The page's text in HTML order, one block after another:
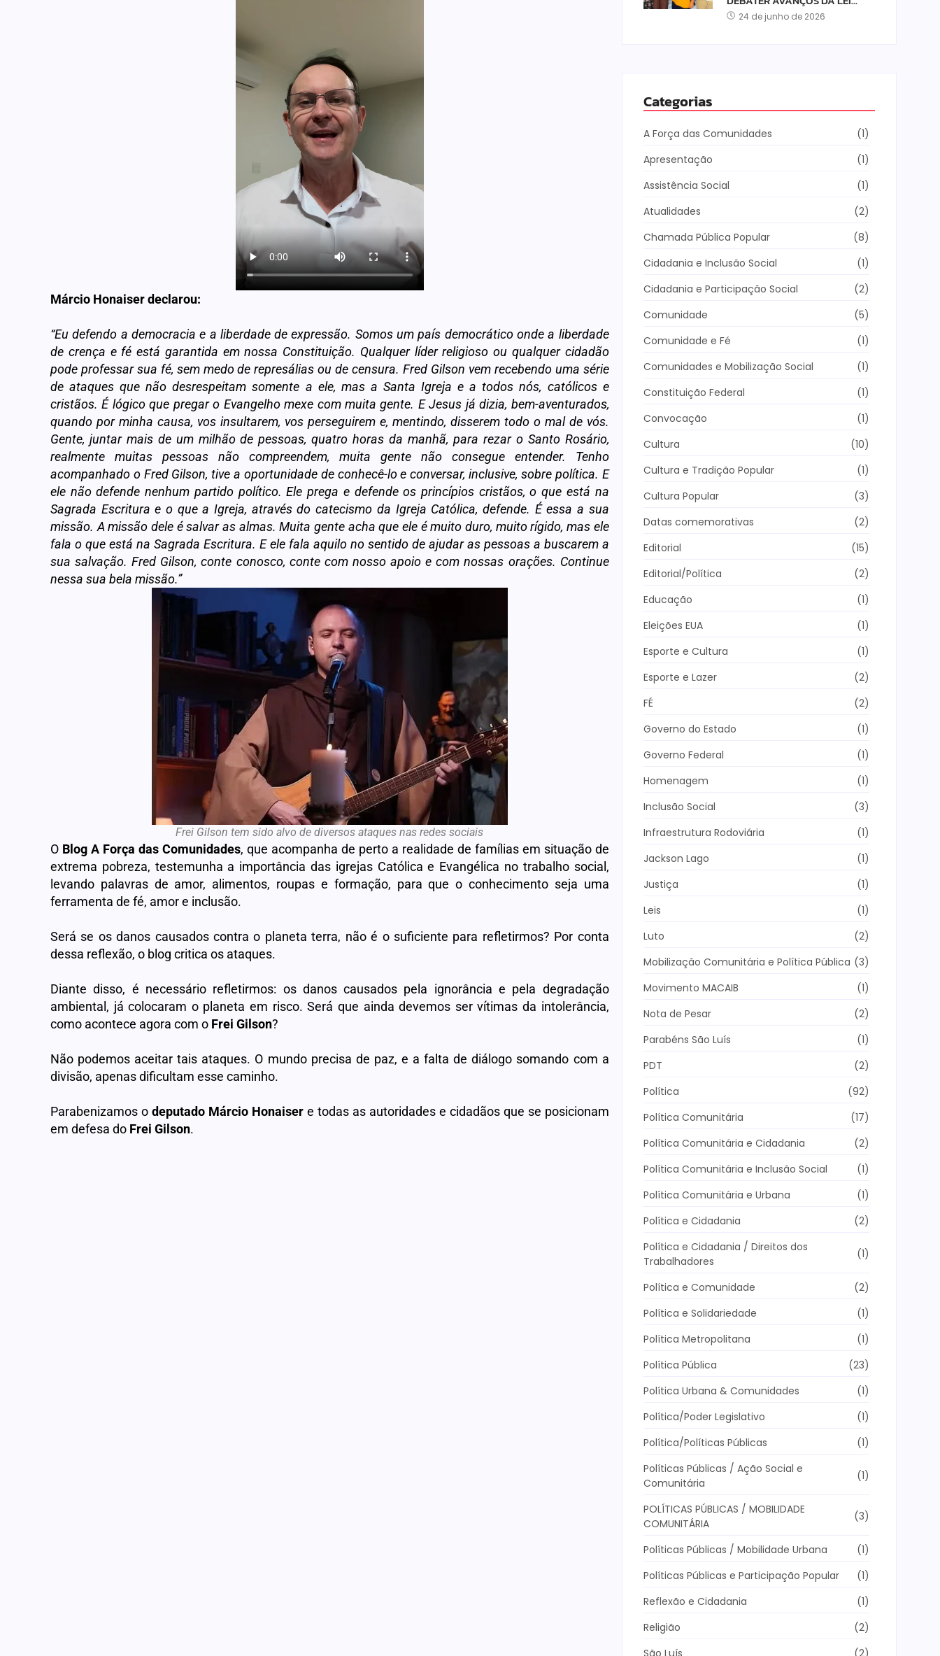
Márcio Honaiser declarou:
“Eu defendo a democracia e a liberdade de expressão. Somos um país democrático onde a liberdade
de crença e fé está garantida em nossa Constituição. Qualquer líder religioso ou qualquer cidadão
pode professar sua fé, sem medo de represálias ou de censura. Fred Gilson vem recebendo uma série
de ataques que não desrespeitam somente a ele, mas a Santa Igreja e a todos nós, católicos e
cristãos. É lógico que pregar o Evangelho mexe com muita gente. E Jesus já dizia, bem-aventurados,
quando por minha causa, vos insultarem, vos perseguirem e, mentindo, disserem todo o mal de vós.
Gente, juntar mais de um milhão de pessoas, quatro horas da manhã, para rezar o Santo Rosário,
realmente muitas pessoas não compreendem, muita gente não consegue entender. Tenho
acompanhado o Fred Gilson, tive a oportunidade de conhecê-lo e conversar, inclusive, sobre política. E
ele não defende nenhum partido político. Ele prega e defende os princípios cristãos, o que está na
Sagrada Escritura e o que a Igreja, através do catecismo da Igreja Católica, defende. É essa a sua
missão. A missão dele é salvar as almas. Muita gente acha que ele é muito duro, muito rígido, mas ele
fala o que está na Sagrada Escritura. E ele fala aquilo no sentido de ajudar as pessoas a buscarem a
sua salvação. Fred Gilson, conte conosco, conte com nosso apoio e com nossas orações. Continue
nessa sua bela missão.”
Frei Gilson tem sido alvo de diversos ataques nas redes sociais
O Blog A Força das Comunidades, que acompanha de perto a realidade de famílias em situação de
extrema pobreza, testemunha a importância das igrejas Católica e Evangélica no trabalho social,
levando palavras de amor, alimentos, roupas e formação, para que o conhecimento seja uma
ferramenta de fé, amor e inclusão.
Será se os danos causados contra o planeta terra, não é o suficiente para refletirmos? Por conta
dessa reflexão, o blog critica os ataques.
Diante disso, é necessário refletirmos: os danos causados pela ignorância e pela degradação
ambiental, já colocaram o planeta em risco. Será que ainda devemos ser vítimas da intolerância,
como acontece agora com o Frei Gilson?
Não podemos aceitar tais ataques. O mundo precisa de paz, e a falta de diálogo somando com a
divisão, apenas dificultam esse caminho.
Parabenizamos o deputado Márcio Honaisere todas as autoridades e cidadãos que se posicionam
em defesa do Frei Gilson.
24 de junho de 2026
Categorias
A Força das Comunidades
(1)
Apresentação
(1)
Assistência Social
(1)
Atualidades
(2)
Chamada Pública Popular
(8)
Cidadania e Inclusão Social
(1)
Cidadania e Participação Social
(2)
Comunidade
(5)
Comunidade e Fé
(1)
Comunidades e Mobilização Social
(1)
Constituição Federal
(1)
Convocação
(1)
Cultura
(10)
Cultura e Tradição Popular
(1)
Cultura Popular
(3)
Datas comemorativas
(2)
Editorial
(15)
Editorial/Política
(2)
Educação
(1)
Eleições EUA
(1)
Esporte e Cultura
(1)
Esporte e Lazer
(2)
FÉ
(2)
Governo do Estado
(1)
Governo Federal
(1)
Homenagem
(1)
Inclusão Social
(3)
Infraestrutura Rodoviária
(1)
Jackson Lago
(1)
Justiça
(1)
Leis
(1)
Luto
(2)
Mobilização Comunitária e Política Pública (3)
Movimento MACAIB
(1)
Nota de Pesar
(2)
Parabéns São Luís
(1)
PDT
(2)
Política
(92)
Política Comunitária
(17)
Política Comunitária e Cidadania
(2)
Política Comunitária e Inclusão Social
(1)
Política Comunitária e Urbana
(1)
Política e Cidadania
(2)
Política e Cidadania / Direitos dos
Trabalhadores
(1)
Política e Comunidade
(2)
Política e Solidariedade
(1)
Política Metropolitana
(1)
Política Pública
(23)
Política Urbana & Comunidades
(1)
Política/Poder Legislativo
(1)
Política/Políticas Públicas
(1)
Políticas Públicas / Ação Social e
Comunitária
(1)
POLÍTICAS PÚBLICAS / MOBILIDADE
COMUNITÁRIA
(3)
Políticas Públicas / Mobilidade Urbana
(1)
Políticas Públicas e Participação Popular
(1)
Reflexão e Cidadania
(1)
Religião
(2)
São Luís
(2)